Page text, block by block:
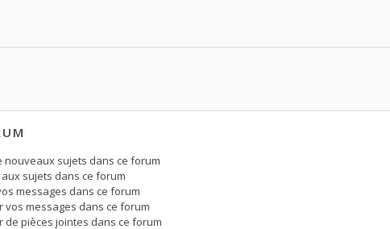
nouveaux sujets dans ce forum
sujets dans ce forum
messages dans ce forum
vos messages dans ce forum
de pièces jointes dans ce forum